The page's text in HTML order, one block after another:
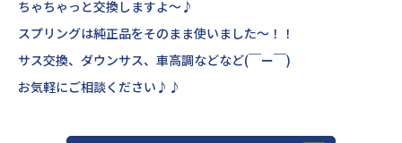
ちゃちゃっと交換しますよ～♪
スプリングは純正品をそのまま使いました～！！
サス交換、ダウンサス、車高調などなど(￣ー￣)
お気軽にご相談ください♪♪